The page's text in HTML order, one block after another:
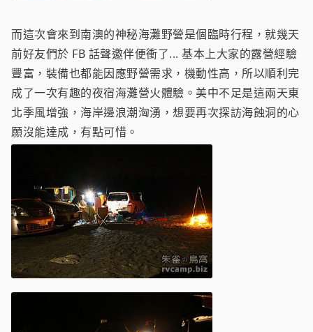
而這次會來到南澳的神秘海灘野營是個臨時行程，就幾天
前好友們於 FB 話聲邀伴便衝了... 基本上大家的露營經驗
豐富，裝備也都能因應野營需求，機動性高，所以順利完
成了一次有趣的夜宿海灘營火體驗。美中不足是這兩天東
北季風增強，海岸邊浪潮洶湧，想要再次探訪海蝕洞的心
願沒能達成，有點可惜。